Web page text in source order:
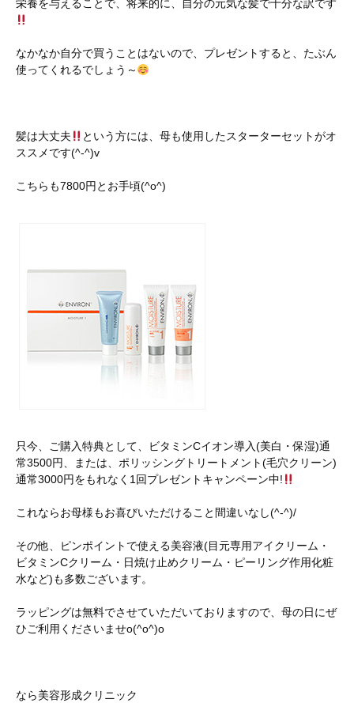
栄養を与えることで、将来的に、自分の元気な髪で十分な訳です
なかなか自分で買うことはないので、プレゼントすると、たぶん
使ってくれるでしょう～
髪は大丈夫
という方には、母も使用したスターターセットがオ
ススメです(^-^)v
こちらも7800円とお手頃(^o^)
只今、ご購入特典として、ビタミンCイオン導入(美白・保湿)通
常3500円、または、ポリッシングトリートメント(毛穴クリーン)
通常3000円をもれなく1回プレゼントキャンペーン中!
これならお母様もお喜びいただけること間違いなし(^-^)/
その他、ピンポイントで使える美容液(目元専用アイクリーム・
ビタミンCクリーム・日焼け止めクリーム・ピーリング作用化粧
水など)も多数ございます。
ラッピングは無料でさせていただいておりますので、母の日にぜ
ひご利用くださいませo(^o^)o
なら美容形成クリニック